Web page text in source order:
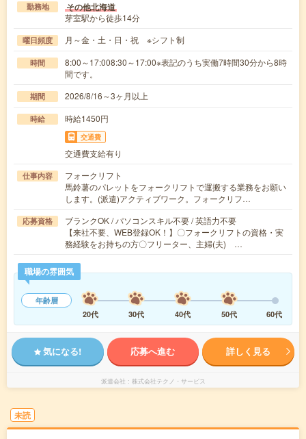
勤務地 その他北海道
芽室駅から徒歩14分
曜日頻度 月～金・土・日・祝 ※シフト制
時間
8:00～17:008:30～17:00※表記のうち実働7時間30分から8時
間です。
期間 2026/8/16～3ヶ月以上
時給 時給1450円
交通費
交通費支給有り
仕事内容
フォークリフト
馬鈴薯のパレットをフォークリフトで運搬する業務をお願い
します。(派遣)アクティブワーク。フォークリフ…
応募資格
ブランクOK / パソコンスキル不要 / 英語力不要
【来社不要、WEB登録OK！】〇フォークリフトの資格・実
務経験をお持ちの方〇フリーター、主婦(夫) …
職場の雰囲気
年齢層
20代
30代 40代 50代 60代
気になる! 応募へ進む 詳しく見る
派遣会社 株式会社テクノ・サービス
未読